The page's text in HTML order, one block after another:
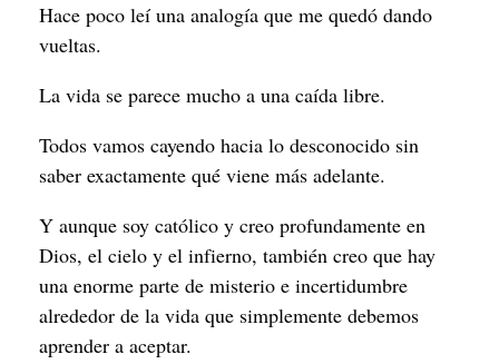
Hace poco leí una analogía que me quedó dando
vueltas.
La vida se parece mucho a una caída libre.
Todos vamos cayendo hacia lo desconocido sin
saber exactamente qué viene más adelante.
Y aunque soy católico y creo profundamente en
Dios, el cielo y el infierno, también creo que hay
una enorme parte de misterio e incertidumbre
alrededor de la vida que simplemente debemos
aprender a aceptar.